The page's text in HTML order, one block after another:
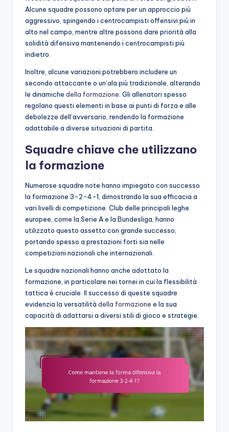
Alcune squadre possono optare per un approccio più
aggressivo, spingendo i centrocampisti offensivi più in
alto nel campo, mentre altre possono dare priorità alla
solidità difensiva mantenendo i centrocampisti più
indietro.
Inoltre, alcune variazioni potrebbero includere un
secondo attaccante o un’ala più tradizionale, alterando
le dinamiche della formazione. Gli allenatori spesso
regolano questi elementi in base ai punti di forza e alle
debolezze dell’avversario, rendendo la formazione
adattabile a diverse situazioni di partita.
Squadre chiave che utilizzano
la formazione
Numerose squadre note hanno impiegato con successo
la formazione 3-2-4-1, dimostrando la sua efficacia a
vari livelli di competizione. Club delle principali leghe
europee, come la Serie A e la Bundesliga, hanno
utilizzato questo assetto con grande successo,
portando spesso a prestazioni forti sia nelle
competizioni nazionali che internazionali.
Le squadre nazionali hanno anche adottato la
formazione, in particolare nei tornei in cui la flessibilità
tattica è cruciale. Il successo di queste squadre
evidenzia la versatilità della formazione e la sua
capacità di adattarsi a diversi stili di gioco e strategie.